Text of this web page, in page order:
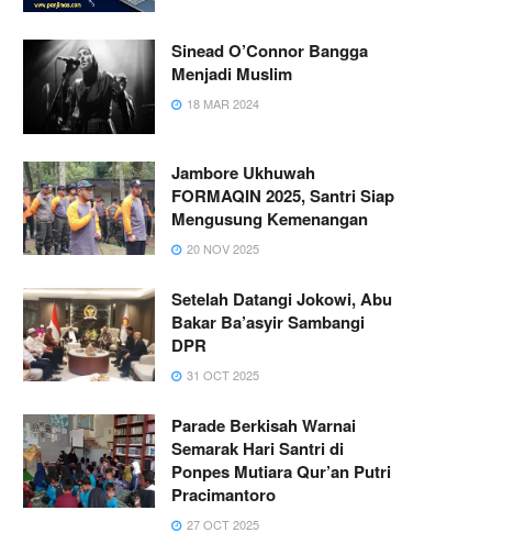
Sinead O’Connor Bangga
Menjadi Muslim
18 MAR 2024
Jambore Ukhuwah
FORMAQIN 2025, Santri Siap
Mengusung Kemenangan
20 NOV 2025
Setelah Datangi Jokowi, Abu
Bakar Ba’asyir Sambangi
DPR
31 OCT 2025
Parade Berkisah Warnai
Semarak Hari Santri di
Ponpes Mutiara Qur’an Putri
Pracimantoro
27 OCT 2025